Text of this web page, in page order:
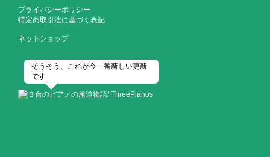
プライバシーポリシー
特定商取引法に基づく表記
ネットショップ
そうそう、これが今一番新しい更新
です